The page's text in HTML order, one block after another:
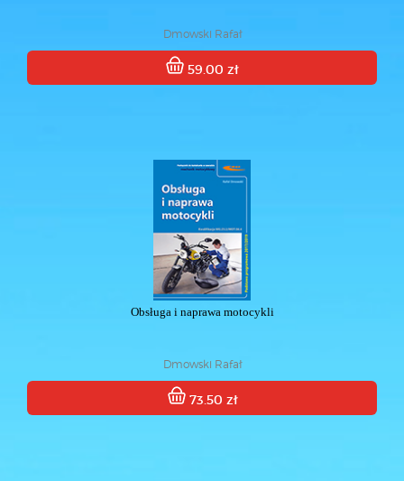
Dmowski Rafał
59.00 zł
Obsługa i naprawa motocykli
Dmowski Rafał
73.50 zł